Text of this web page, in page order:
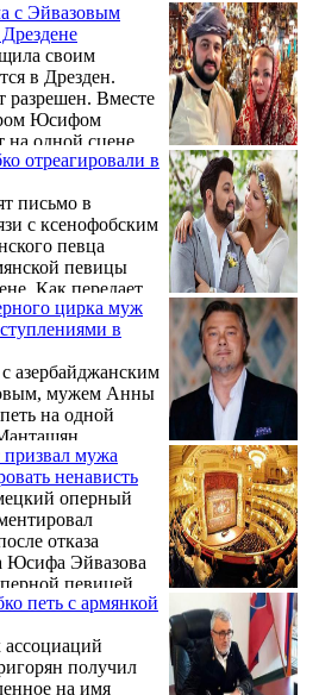
с Эйвазовым
своим
в Дрезден.
разрешен. Вместе
Юсифом
одной сцене. .
отреагировали в
письмо в
с ксенофобским
певца
певицы
Как передает
в
член
Манукян.
цирка муж
в
азербайджанским
мужем Анны
на одной
странице в
член
"Созидание"
мужа
ненависть
оперный
отказа
Юсифа Эйвазова
певицей
петь с армянкой
получил
на имя